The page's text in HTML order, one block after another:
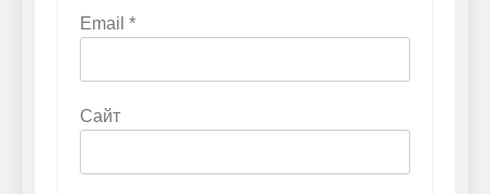
Email *
Сайт